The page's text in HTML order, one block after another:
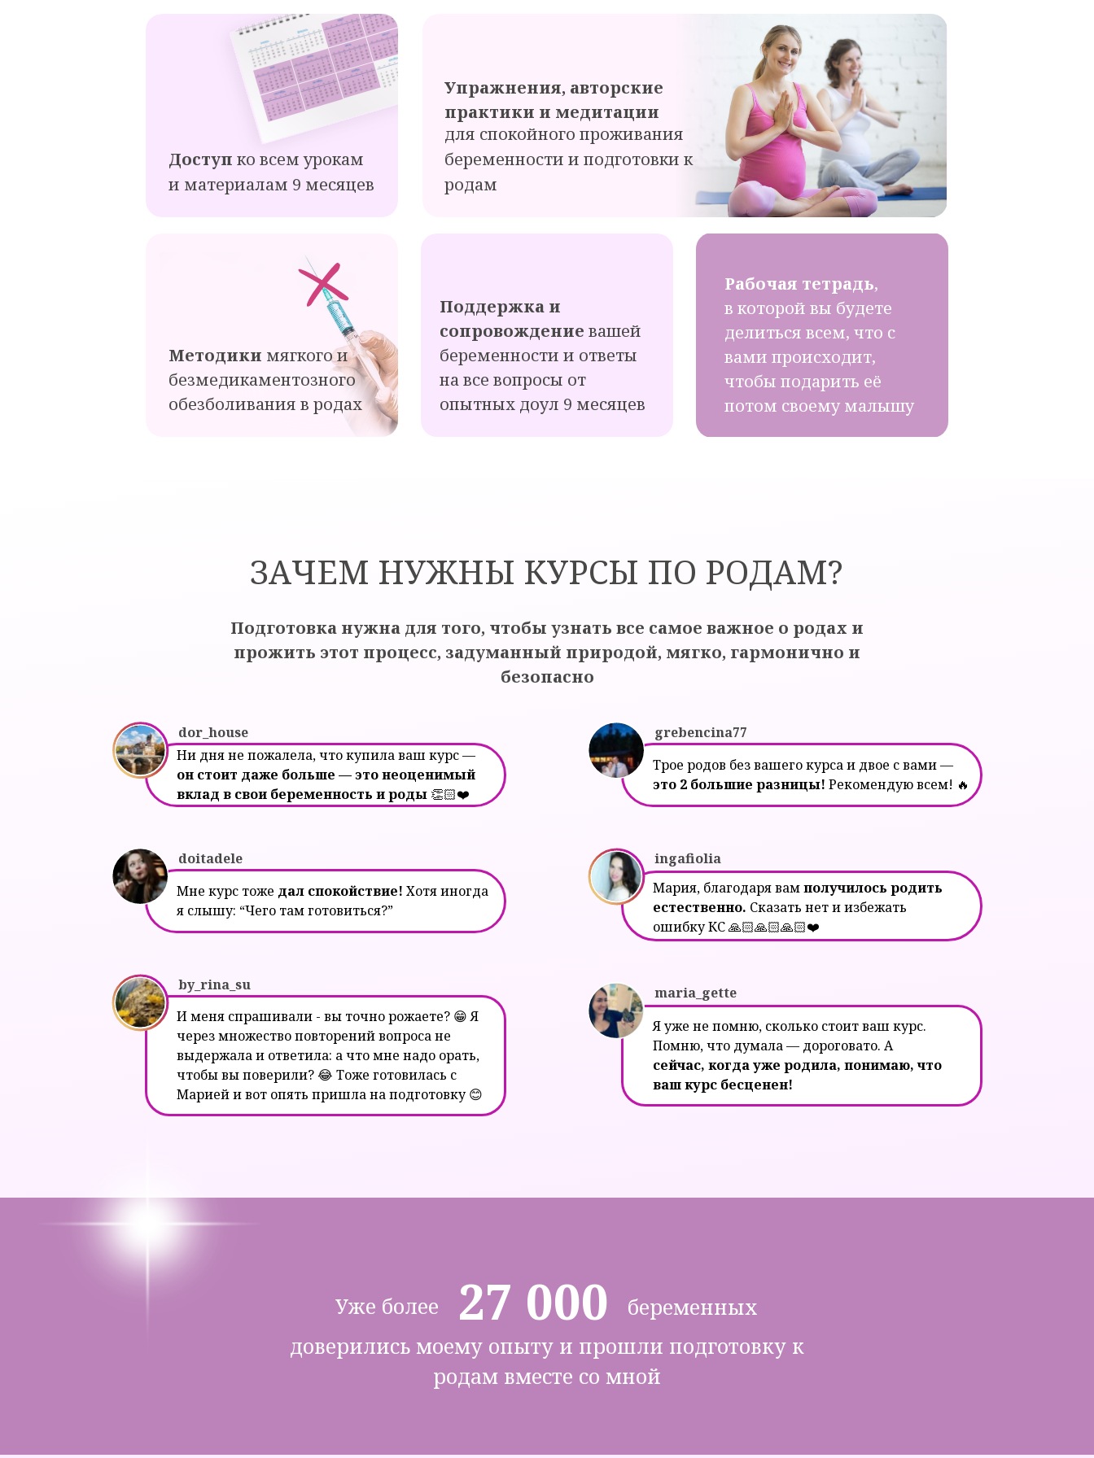
Доступ ко всем урокам
и материалам 9 месяцев
Методики мягкого и
безмедикаментозного
обезболивания в родах
Упражнения, авторские
практики и медитации
для спокойного проживания
беременности и подготовки к
родам
Поддержка и
сопровождение вашей
беременности и ответы
на все вопросы от
опытных доул 9 месяцев
Рабочая тетрадь,
в которой вы будете
делиться всем, что с
вами происходит,
чтобы подарить её
потом своему малышу
ЗАЧЕМ НУЖНЫ КУРСЫ ПО РОДАМ?
Подготовка нужна для того, чтобы узнать все самое важное о родах и
прожить этот процесс, задуманный природой, мягко, гармонично и
безопасно
dor_house
Ни дня не пожалела, что купила ваш курс —
он стоит даже больше — это неоценимый
вклад в свои беременность и роды 👏🏻❤️
doitadele
Мне курс тоже дал спокойствие! Хотя иногда
я слышу: “Чего там готовиться?”
by_rina_su
И меня спрашивали - вы точно рожаете? 😁 Я
через множество повторений вопроса не
выдержала и ответила: а что мне надо орать,
чтобы вы поверили? 😂 Тоже готовилась с
Марией и вот опять пришла на подготовку 😊
доверились моему опыту и прошли подготовку к
родам вместе со мной
Уже более 27 000 беременных
grebencina77
Трое родов без вашего курса и двое с вами —
это 2 большие разницы! Рекомендую всем! 🔥
ingafiolia
Мария, благодаря вамполучилось родить
естественно. Сказать нет и избежать
ошибку КС 🙏🏻🙏🏻🙏🏻❤️
maria_gette
Я уже не помню, сколько стоит ваш курс.
Помню, что думала — дороговато. А
сейчас, когда уже родила, понимаю, что
ваш курс бесценен!